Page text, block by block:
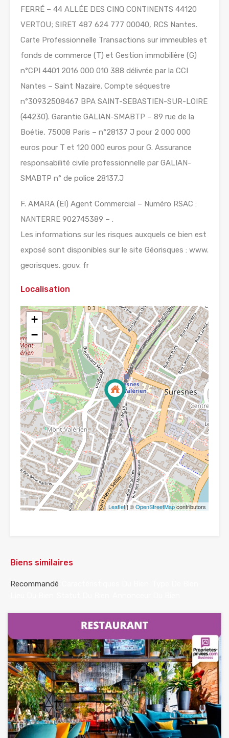
FERRÉ – 44 ALLÉE DES CINQ CONTINENTS 44120
VERTOU; SIRET 487 624 777 00040, RCS Nantes.
Carte Professionnelle Transactions sur immeubles et
fonds de commerce (T) et Gestion immobilière (G)
n°CPI 4401 2016 000 010 388 délivrée par la CCI
Nantes – Saint Nazaire. Compte séquestre
n°30932508467 BPA SAINT-SEBASTIEN-SUR-LOIRE
(44230). Garantie GALIAN-SMABTP – 89 rue de la
Boétie, 75008 Paris – n°28137 J pour 2 000 000
euros pour T et 120 000 euros pour G. Assurance
responsabilité civile professionnelle par GALIAN-
SMABTP n° de police 28137.J
F. AMARA (EI) Agent Commercial – Numéro RSAC :
NANTERRE 902745389 – .
Les informations sur les risques auxquels ce bien est
exposé sont disponibles sur le site Géorisques : www.
georisques. gouv. fr
Localisation
+
−
Leaflet| ©OpenStreetMapcontributors
Biens similaires
Recommandé